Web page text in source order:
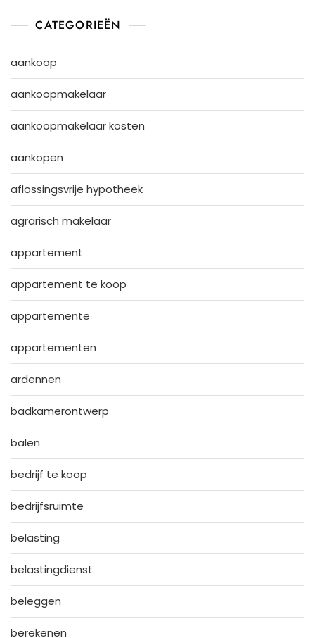
CATEGORIEËN
aankoop
aankoopmakelaar
aankoopmakelaar kosten
aankopen
aflossingsvrije hypotheek
agrarisch makelaar
appartement
appartement te koop
appartemente
appartementen
ardennen
badkamerontwerp
balen
bedrijf te koop
bedrijfsruimte
belasting
belastingdienst
beleggen
berekenen